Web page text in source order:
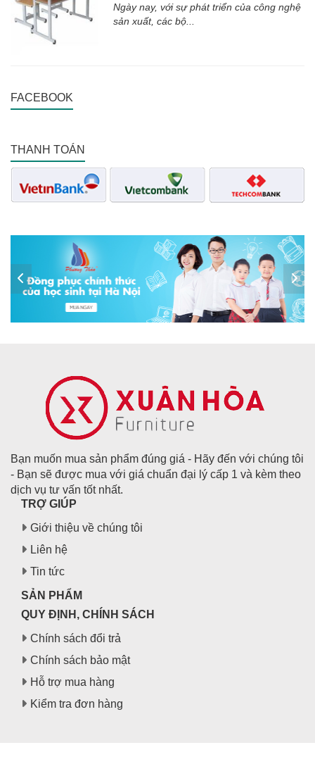
Ngày nay, với sự phát triển của công nghệ
sản xuất, các bộ...
FACEBOOK
THANH TOÁN
Bạn muốn mua sản phẩm đúng giá - Hãy đến với chúng tôi
- Bạn sẽ được mua với giá chuẩn đại lý cấp 1 và kèm theo
dịch vụ tư vấn tốt nhất.
TRỢ GIÚP
Giới thiệu về chúng tôi
Liên hệ
Tin tức
SẢN PHẨM
QUY ĐỊNH, CHÍNH SÁCH
Chính sách đổi trả
Chính sách bảo mật
Hỗ trợ mua hàng
Kiểm tra đơn hàng